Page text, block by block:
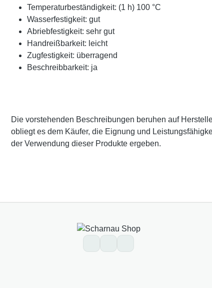
Temperaturbeständigkeit: (1 h) 100 °C
Wasserfestigkeit: gut
Abriebfestigkeit: sehr gut
Handreißbarkeit: leicht
Zugfestigkeit: überragend
Beschreibbarkeit: ja
Die vorstehenden Beschreibungen beruhen auf
obliegt es dem Käufer, die Eignung und
der Verwendung dieser Produkte ergeben.